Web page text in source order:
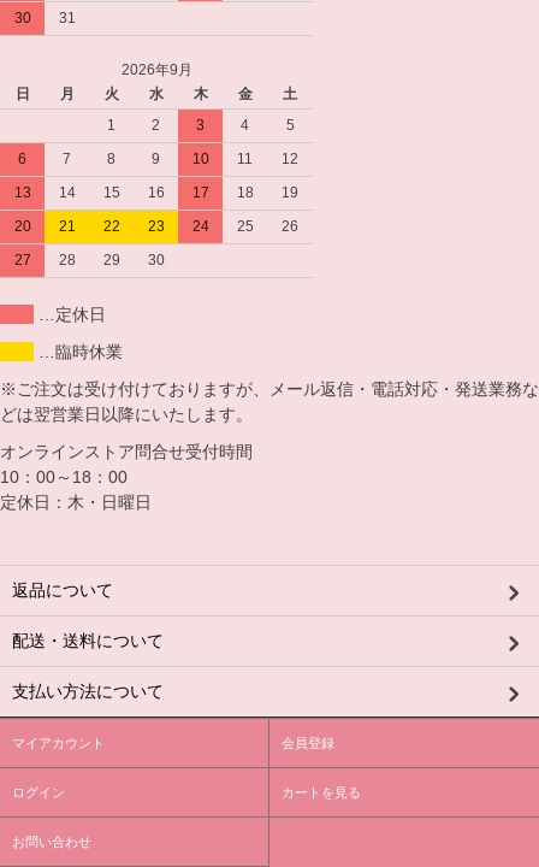
30
31
2026年9月
日
月 火 水 木 金
土
1
2 3 4
5
6
7 8 9 10 11
12
13
14 15 16 17 18
19
20
21 22 23 24 25
26
27
28 29 30
…定休日
…臨時休業
※ご注文は受け付けておりますが、メール返信・電話対応・発送業務な
どは翌営業日以降にいたします。
オンラインストア問合せ受付時間
10：00～18：00
定休日：木・日曜日
返品について
配送・送料について
支払い方法について
マイアカウント 会員登録
ログイン カートを見る
お問い合わせ